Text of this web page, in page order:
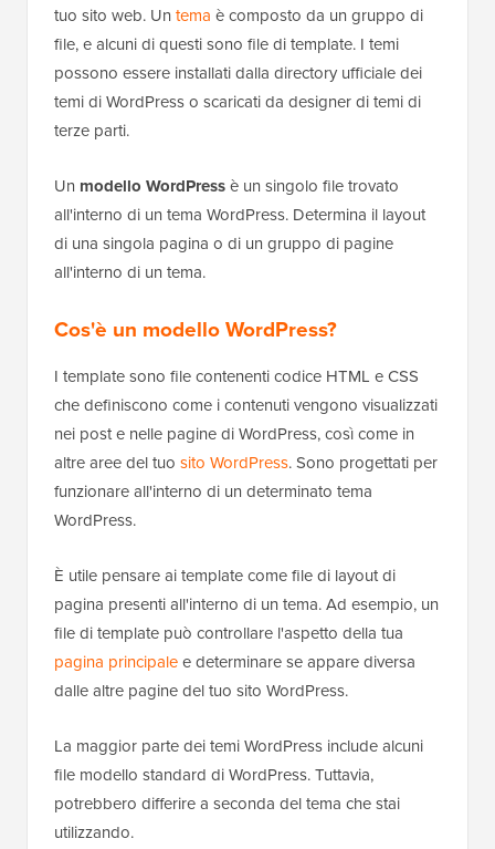
tuo sito web. Un tema è composto da un gruppo di
file, e alcuni di questi sono file di template. I temi
possono essere installati dalla directory ufficiale dei
temi di WordPress o scaricati da designer di temi di
terze parti.
Un modello WordPressè un singolo file trovato
all'interno di un tema WordPress. Determina il layout
di una singola pagina o di un gruppo di pagine
all'interno di un tema.
Cos'è un modello WordPress?
I template sono file contenenti codice HTML e CSS
che definiscono come i contenuti vengono visualizzati
nei post e nelle pagine di WordPress, così come in
altre aree del tuo sito WordPress. Sono progettati per
funzionare all'interno di un determinato tema
WordPress.
È utile pensare ai template come file di layout di
pagina presenti all'interno di un tema. Ad esempio, un
file di template può controllare l'aspetto della tua
pagina principalee determinare se appare diversa
dalle altre pagine del tuo sito WordPress.
La maggior parte dei temi WordPress include alcuni
file modello standard di WordPress. Tuttavia,
potrebbero differire a seconda del tema che stai
utilizzando.